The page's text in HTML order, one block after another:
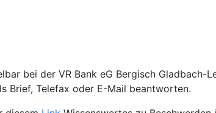
bei der VR Bank eG Bergisch Gladbach-
Brief, Telefax oder E-Mail beantworten.